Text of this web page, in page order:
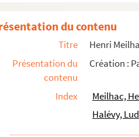
du contenu
Titre
Henri
Présentation du
contenu
Création :
Index Meilhac,
Halévy,